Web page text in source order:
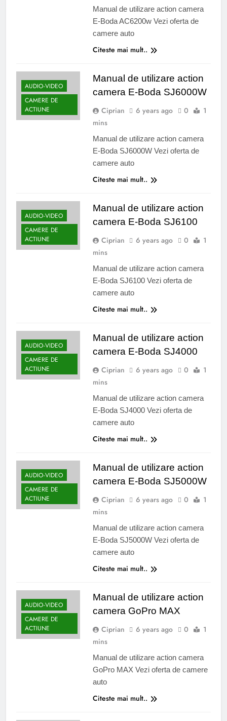
Manual de utilizare action camera
E-Boda AC6200w Vezi oferta de
camere auto
Citeste mai mult..
AUDIO-VIDEO
CAMERE DE
ACTIUNE
Manual de utilizare action
camera E-Boda SJ6000W
Ciprian 6 years ago 0
1
mins
Manual de utilizare action camera
E-Boda SJ6000W Vezi oferta de
camere auto
Citeste mai mult..
AUDIO-VIDEO
CAMERE DE
ACTIUNE
Manual de utilizare action
camera E-Boda SJ6100
Ciprian 6 years ago 0
1
mins
Manual de utilizare action camera
E-Boda SJ6100 Vezi oferta de
camere auto
Citeste mai mult..
AUDIO-VIDEO
CAMERE DE
ACTIUNE
Manual de utilizare action
camera E-Boda SJ4000
Ciprian 6 years ago 0
1
mins
Manual de utilizare action camera
E-Boda SJ4000 Vezi oferta de
camere auto
Citeste mai mult..
AUDIO-VIDEO
CAMERE DE
ACTIUNE
Manual de utilizare action
camera E-Boda SJ5000W
Ciprian 6 years ago 0
1
mins
Manual de utilizare action camera
E-Boda SJ5000W Vezi oferta de
camere auto
Citeste mai mult..
AUDIO-VIDEO
CAMERE DE
ACTIUNE
Manual de utilizare action
camera GoPro MAX
Ciprian 6 years ago 0
1
mins
Manual de utilizare action camera
GoPro MAX Vezi oferta de camere
auto
Citeste mai mult..